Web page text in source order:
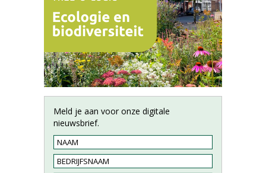
Meld je aan voor onze digitale
nieuwsbrief.